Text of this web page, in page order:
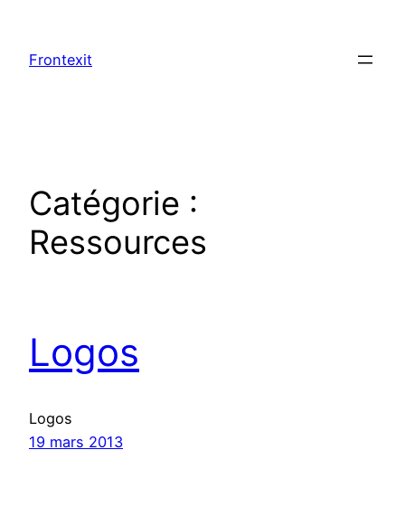
contenu
Frontexit
Catégorie :
Ressources
Logos
Logos
19 mars 2013